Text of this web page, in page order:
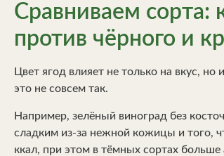
Сравниваем сорта:
против чёрного и
Цвет ягод влияет не только на вкус,
это не совсем так.
Например, зелёный виноград без
сладким из-за нежной кожицы и того,
ккал, при этом в тёмных сортах